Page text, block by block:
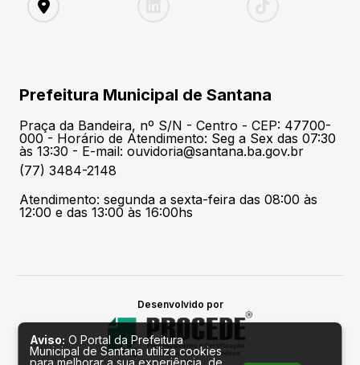
Prefeitura Municipal de Santana
Praça da Bandeira, nº S/N - Centro - CEP: 47700-
000 - Horário de Atendimento: Seg a Sex das 07:30
às 13:30 - E-mail: ouvidoria@santana.ba.gov.br
(77) 3484-2148
Atendimento: segunda a sexta-feira das 08:00 às
12:00 e das 13:00 às 16:00hs
Desenvolvido por
Aviso: O Portal da Prefeitura
Municipal de Santana utiliza cookies
para melhorar a sua experiência, de